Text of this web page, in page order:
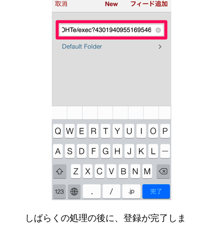
しばらくの処理の後に、登録が完了しま